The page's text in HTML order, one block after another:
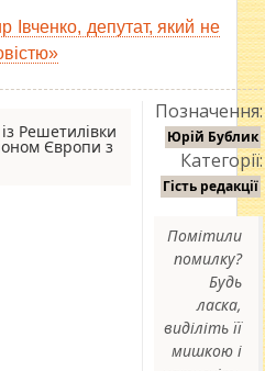
Івченко, депутат, який не
Решетилівки
Європи з
Позначення:
Юрій Бублик
Категорії:
Гість редакції
Помітили
помилку?
Будь
ласка,
виділіть її
мишкою і